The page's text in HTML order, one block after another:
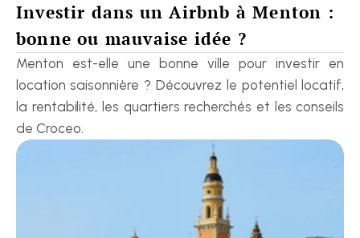
Investir dans un Airbnb à Menton :
bonne ou mauvaise idée ?
Menton est-elle une bonne ville pour investir en
location saisonnière ? Découvrez le potentiel locatif,
la rentabilité, les quartiers recherchés et les conseils
de Croceo.